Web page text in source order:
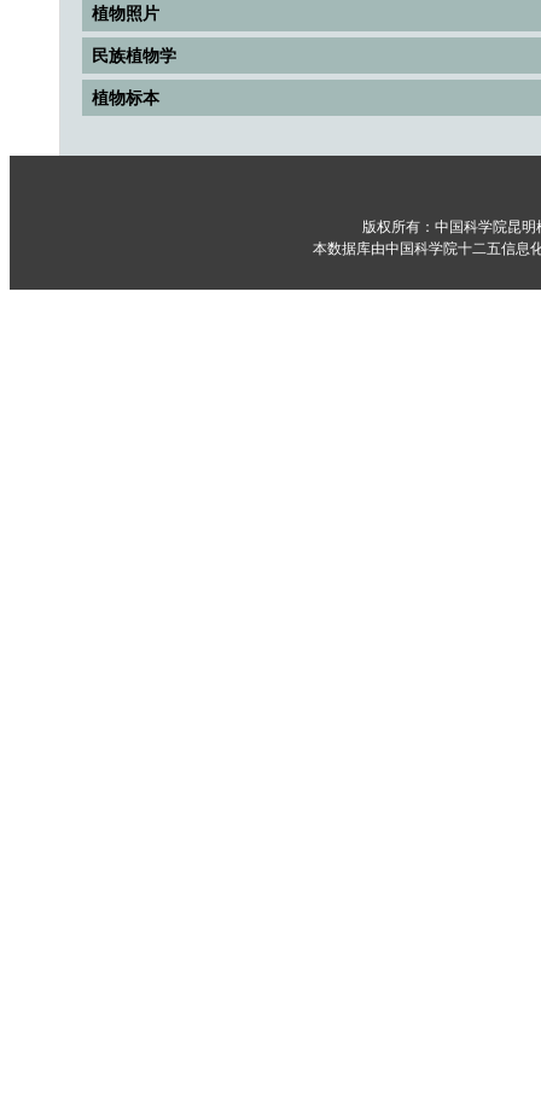
植物照片
民族植物学
植物标本
版权所有：中国科学院昆
本数据库由中国科学院十二五信息